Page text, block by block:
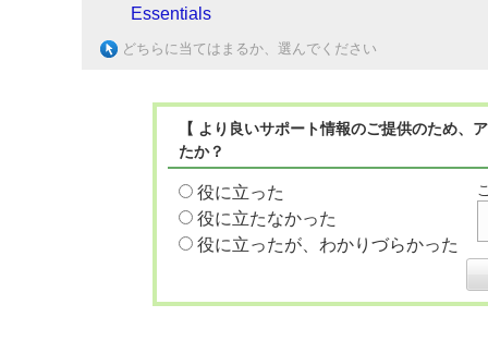
Essentials
どちらに当てはまるか、選んでください
【 より良いサポート情報のご提供のため
たか？
役に立った
役に立たなかった
役に立ったが、わかりづらかった